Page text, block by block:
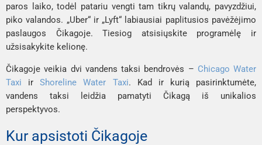
paros laiko, todėl patariu vengti tam tikrų valandų, pavyzdžiui,
piko valandos. „Uber“ ir „Lyft“ labiausiai paplitusios pavėžėjimo
paslaugos Čikagoje. Tiesiog atsisiųskite programėlę ir
užsisakykite kelionę.
Čikagoje veikia dvi vandens taksi bendrovės – Chicago Water
Taxi irShoreline Water Taxi. Kad ir kurią pasirinktumėte,
vandens taksi leidžia pamatyti Čikagą iš unikalios
perspektyvos.
Kur apsistoti Čikagoje